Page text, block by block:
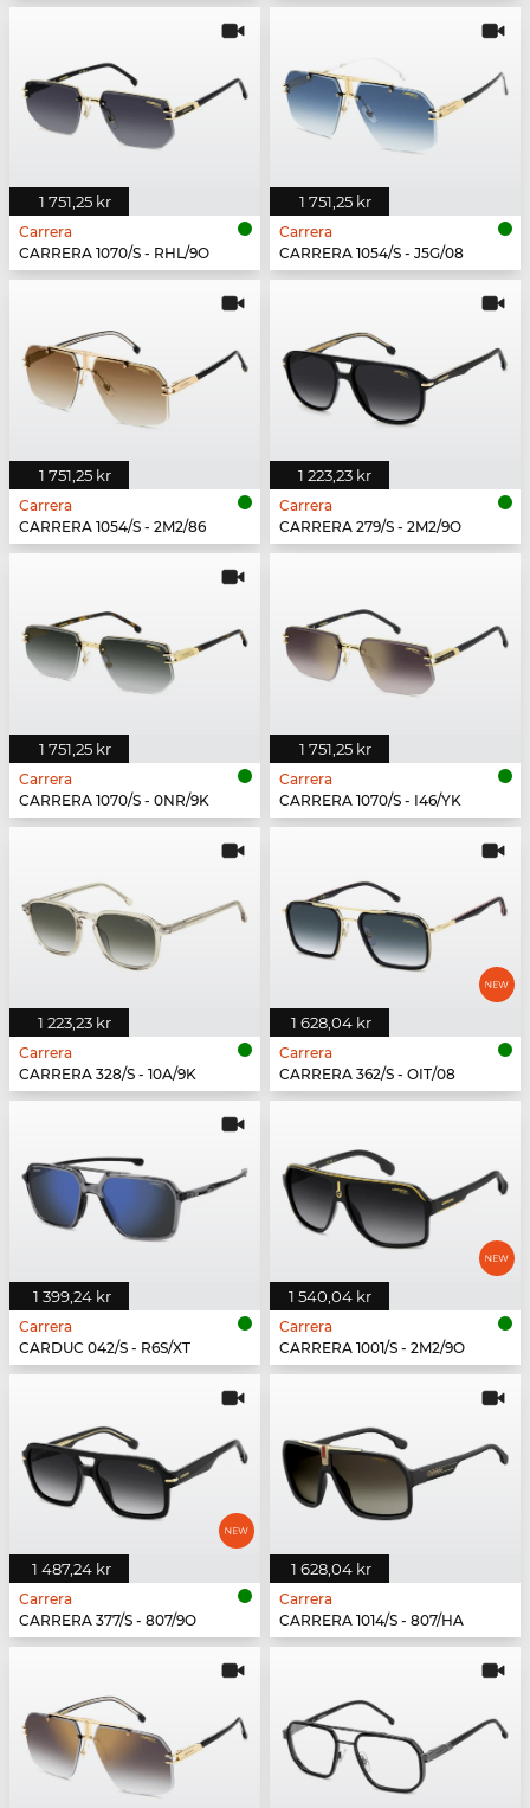
1 751,25 kr
Carrera
CARRERA 1070/S - RHL/9O
1 751,25 kr
Carrera
CARRERA 1054/S - J5G/08
1 751,25 kr
Carrera
CARRERA 1054/S - 2M2/86
1 223,23 kr
Carrera
CARRERA 279/S - 2M2/9O
1 751,25 kr
Carrera
CARRERA 1070/S - 0NR/9K
1 751,25 kr
Carrera
CARRERA 1070/S - I46/YK
1 223,23 kr
Carrera
CARRERA 328/S - 10A/9K
1 628,04 kr
Carrera
CARRERA 362/S - OIT/08
1 399,24 kr
Carrera
CARDUC 042/S - R6S/XT
1 540,04 kr
Carrera
CARRERA 1001/S - 2M2/9O
1 487,24 kr
Carrera
CARRERA 377/S - 807/9O
1 628,04 kr
Carrera
CARRERA 1014/S - 807/HA